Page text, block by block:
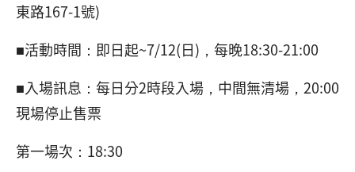
東路167-1號)
■活動時間：即日起~7/12(日)，每晚18:30-21:00
■入場訊息：每日分2時段入場，中間無清場，20:00
現場停止售票
第一場次：18:30